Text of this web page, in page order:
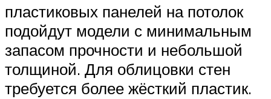
пластиковых панелей на потолок
подойдут модели с минимальным
запасом прочности и небольшой
толщиной. Для облицовки стен
требуется более жёсткий пластик.